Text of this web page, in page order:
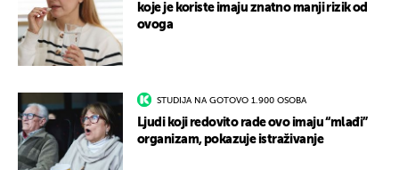
koje je koriste imaju znatno manji rizik od
ovoga
STUDIJA NA GOTOVO 1.900 OSOBA
Ljudi koji redovito rade ovo imaju “mlađi”
organizam, pokazuje istraživanje